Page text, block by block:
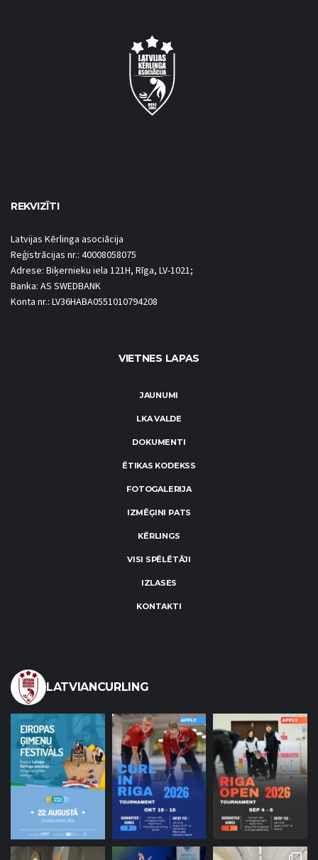
REKVIZĪTI
Latvijas Kērlinga asociācija
Reģistrācijas nr.: 40008058075
Adrese: Biķernieku iela 121H, Rīga, LV-1021;
Banka: AS SWEDBANK
Konta nr.: LV36HABA0551010794208
VIETNES LAPAS
JAUNUMI
LKA VALDE
DOKUMENTI
ĒTIKAS KODEKSS
FOTOGALERIJA
IZMĒĢINI PATS
KĒRLINGS
VISI SPĒLĒTĀJI
IZLASES
KONTAKTI
LATVIANCURLING